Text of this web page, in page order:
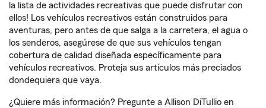
la lista de actividades recreativas que puede disfrutar con
ellos! Los vehículos recreativos están construidos para
aventuras, pero antes de que salga a la carretera, el agua o
los senderos, asegúrese de que sus vehículos tengan
cobertura de calidad diseñada específicamente para
vehículos recreativos. Proteja sus artículos más preciados
dondequiera que vaya.
¿Quiere más información? Pregunte a Allison DiTullio en